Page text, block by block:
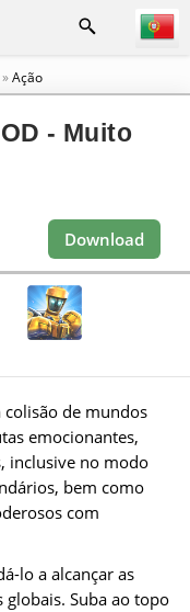
»Ação
- Muito
Download
de mundos
emocionantes,
inclusive no modo
bem como
com
lo a alcançar as
globais. Suba ao topo